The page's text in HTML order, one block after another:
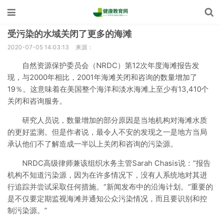
受污染的水域关闭了更多的海滩
2020-07-05 14:03:13 来源：
自然资源保护委员会（NRDC）第12次年度海滩报告发
现，与2000年相比，2001年海滩关闭和咨询的数量增加了
19％。这意味着在美国整个海洋和淡水海滩上至少有13,410个
关闭和咨询服务。
研究人员说，数量增加的部分原因是当地机构对海滩水质
的更好监测。但是作者说，最令人不安的发现之一是地方当局
承认他们不了解造成一半以上关闭和咨询的污染源。
NRDC高级律师兼该组织水务主管Sarah Chasis说：“报告
机构不知道污染源，因为在许多情况下，没有人系统地对其进
行追踪并尝试采取任何措施。”新闻发布中的沿海计划。“重要的
是不仅要定期监视海滩并通知公众污染情况，而且要识别和控
制污染源。”